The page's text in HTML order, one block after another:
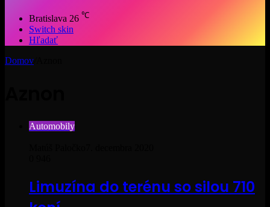
Bratislava 26 ℃
Switch skin
Hľadať
Domov
Automobily
Limuzína do terénu so silou 710